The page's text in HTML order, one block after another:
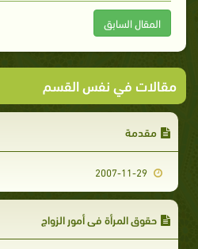
المقال السابق
مقالات في نفس القسم
مقدمة
حقوق المرأة في أمور الزواج